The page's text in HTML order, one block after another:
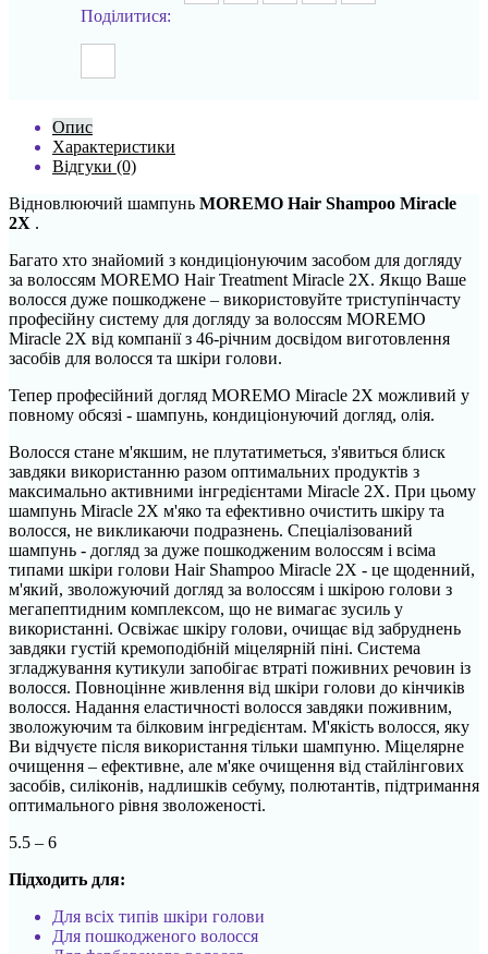
Поділитися:
Опис
Характеристики
Відгуки (0)
Відновлюючий шампунь MOREMO Hair Shampoo Miracle
2X .
Багато хто знайомий з кондиціонуючим засобом для догляду
за волоссям MOREMO Hair Treatment Miracle 2X. Якщо Ваше
волосся дуже пошкоджене – використовуйте триступінчасту
професійну систему для догляду за волоссям MOREMO
Miracle 2X від компанії з 46-річним досвідом виготовлення
засобів для волосся та шкіри голови.
Тепер професійний догляд MOREMO Miracle 2Х можливий у
повному обсязі - шампунь, кондиціонуючий догляд, олія.
Волосся стане м'якшим, не плутатиметься, з'явиться блиск
завдяки використанню разом оптимальних продуктів з
максимально активними інгредієнтами Miracle 2X. При цьому
шампунь Miracle 2X м'яко та ефективно очистить шкіру та
волосся, не викликаючи подразнень. Спеціалізований
шампунь - догляд за дуже пошкодженим волоссям і всіма
типами шкіри голови Hair Shampoo Miracle 2X - це щоденний,
м'який, зволожуючий догляд за волоссям і шкірою голови з
мегапептидним комплексом, що не вимагає зусиль у
використанні. Освіжає шкіру голови, очищає від забруднень
завдяки густій кремоподібній міцелярній піні. Система
згладжування кутикули запобігає втраті поживних речовин із
волосся. Повноцінне живлення від шкіри голови до кінчиків
волосся. Надання еластичності волосся завдяки поживним,
зволожуючим та білковим інгредієнтам. М'якість волосся, яку
Ви відчуєте після використання тільки шампуню. Міцелярне
очищення – ефективне, але м'яке очищення від стайлінгових
засобів, силіконів, надлишків себуму, полютантів, підтримання
оптимального рівня зволоженості.
5.5 – 6
Підходить для:
Для всіх типів шкіри голови
Для пошкодженого волосся